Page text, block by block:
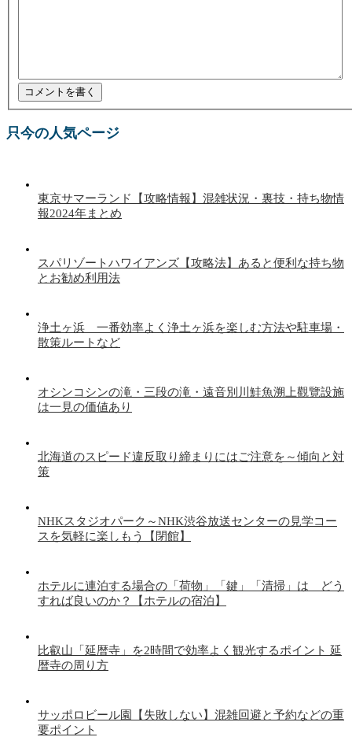
只今の人気ページ
東京サマーランド【攻略情報】混雑状況・裏技・持ち物情
報2024年まとめ
スパリゾートハワイアンズ【攻略法】あると便利な持ち物
とお勧め利用法
浄土ヶ浜 一番効率よく浄土ヶ浜を楽しむ方法や駐車場・
散策ルートなど
オシンコシンの滝・三段の滝・遠音別川鮭魚溯上觀覽設施
は一見の価値あり
北海道のスピード違反取り締まりにはご注意を～傾向と対
策
NHKスタジオパーク～NHK渋谷放送センターの見学コー
スを気軽に楽しもう【閉館】
ホテルに連泊する場合の「荷物」「鍵」「清掃」は どう
すれば良いのか？【ホテルの宿泊】
比叡山「延暦寺」を2時間で効率よく観光するポイント 延
暦寺の周り方
サッポロビール園【失敗しない】混雑回避と予約などの重
要ポイント